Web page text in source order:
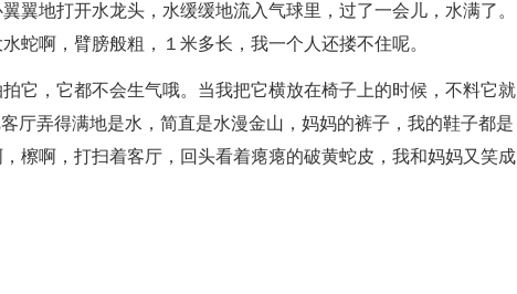
翼地打开水龙头，水缓缓地流入气球里，过了一会儿，水满了。
蛇啊，臂膀般粗，１米多长，我一个人还搂不住呢。
它，它都不会生气哦。当我把它横放在椅子上的时候，不料它就
厅弄得满地是水，简直是水漫金山，妈妈的裤子，我的鞋子都是
檫啊，打扫着客厅，回头看着瘪瘪的破黄蛇皮，我和妈妈又笑成